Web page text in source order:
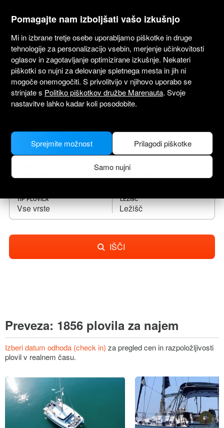
marenauta
Najem plovil Preveza
Izberi datum odhoda in najdi plovilo zate.
KAM
CHECK OUT (ODJAVA)
TIP PLOVILA
Vse vrste
LEŽIŠČ
Ležišč
IŠČI
Preveza: 1856 plovila za najem
Izberi datum odhoda (check in) za pregled cen in razpoložljivosti
plovil v realnem času.
Pomagajte nam izboljšati vašo izkušnjo
Mi in izbrane tretje osebe uporabljamo piškotke in druge
tehnologije za personalizacijo vsebin, merjenje učinkovitosti
oglasov in zagotavljanje optimizirane izkušnje. Nekateri
piškotki so nujni za delovanje spletnega mesta in jih ni
mogoče onemogočiti. S privolitvijo v njihovo uporabo se
strinjate s Politiko piškotkov družbe Marenauta. Svoje
nastavitve lahko kadar koli posodobite.
Prilagodi piškotke
Samo nujni
Sprejmite možnost